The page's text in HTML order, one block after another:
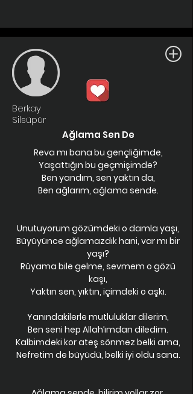
Berkay
Silsüpür
Ağlama Sen De
Reva mı bana bu gençliğimde,
Yaşattığın bu geçmişimde?
Ben yandım, sen yaktın da,
Ben ağlarım, ağlama sende.
Unutuyorum gözümdeki o damla yaşı,
Büyüyünce ağlamazdık hani, var mı bir
yaşı?
Rüyama bile gelme, sevmem o gözü
kaşı,
Yaktın sen, yıktın, içimdeki o aşkı.
Yanındakilerle mutluluklar dilerim,
Ben seni hep Allah’ımdan diledim.
Kalbimdeki kor ateş sönmez belki ama,
Nefretim de büyüdü, belki iyi oldu sana.